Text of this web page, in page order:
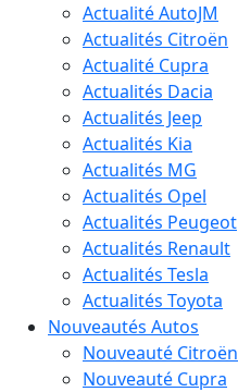
Actualité AutoJM
Actualités Citroën
Actualité Cupra
Actualités Dacia
Actualités Jeep
Actualités Kia
Actualités MG
Actualités Opel
Actualités Peugeot
Actualités Renault
Actualités Tesla
Actualités Toyota
Nouveautés Autos
Nouveauté Citroën
Nouveauté Cupra